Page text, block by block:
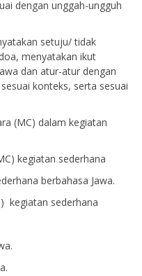
dengan unggah-ungguh
setuju/ tidak
menyatakan ikut
dan atur-atur dengan
konteks, serta sesuai
(MC) dalam kegiatan
kegiatan sederhana
berbahasa Jawa.
kegiatan sederhana